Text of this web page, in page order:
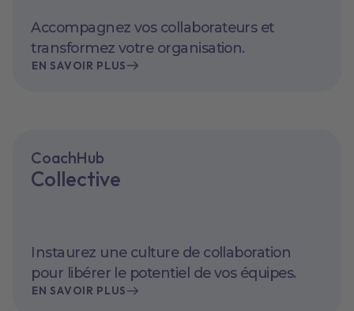
Accompagnez vos collaborateurs et
transformez votre organisation.
EN SAVOIR PLUS
CoachHub
Collective
Instaurez une culture de collaboration
pour libérer le potentiel de vos équipes.
EN SAVOIR PLUS